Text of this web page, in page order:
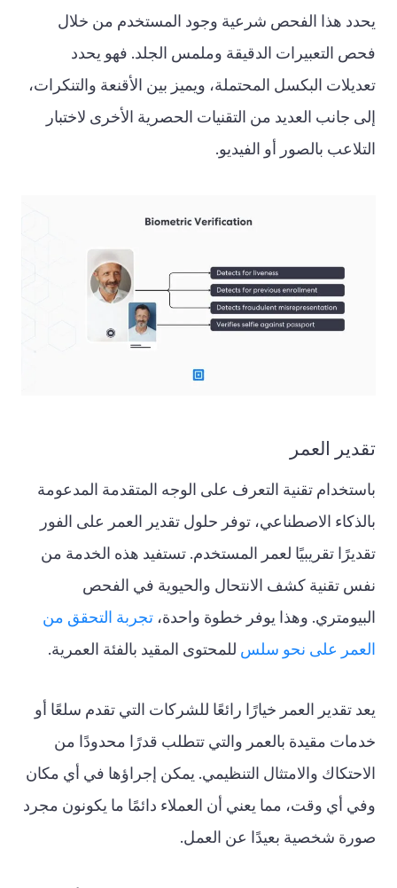
يحدد هذا الفحص شرعية وجود المستخدم من خلال
فحص التعبيرات الدقيقة وملمس الجلد. فهو يحدد
تعديلات البكسل المحتملة، ويميز بين الأقنعة والتنكرات،
إلى جانب العديد من التقنيات الحصرية الأخرى لاختبار
التلاعب بالصور أو الفيديو.
تقدير العمر
باستخدام تقنية التعرف على الوجه المتقدمة المدعومة
بالذكاء الاصطناعي، توفر حلول تقدير العمر على الفور
تقديرًا تقريبيًا لعمر المستخدم. تستفيد هذه الخدمة من
نفس تقنية كشف الانتحال والحيوية في الفحص
البيومتري. وهذا يوفر خطوة واحدة، تجربة التحقق من
العمر على نحو سلس للمحتوى المقيد بالفئة العمرية.
يعد تقدير العمر خيارًا رائعًا للشركات التي تقدم سلعًا أو
خدمات مقيدة بالعمر والتي تتطلب قدرًا محدودًا من
الاحتكاك والامتثال التنظيمي. يمكن إجراؤها في أي مكان
وفي أي وقت، مما يعني أن العملاء دائمًا ما يكونون مجرد
صورة شخصية بعيدًا عن العمل.